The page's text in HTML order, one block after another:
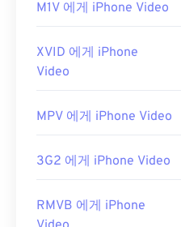
M1V 에게 iPhone Video
XVID 에게 iPhone
Video
MPV 에게 iPhone Video
3G2 에게 iPhone Video
RMVB 에게 iPhone